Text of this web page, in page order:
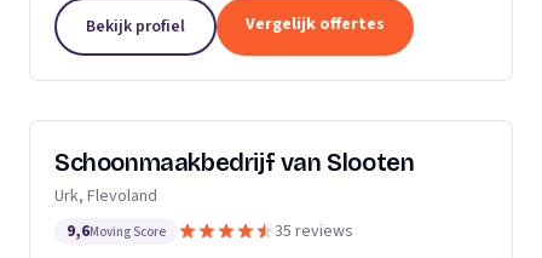
desinfectie van de matrassen wordt alle vervuiling...
Bekijk profiel Vergelijk offertes
Schoonmaakbedrijf van Slooten
Urk, Flevoland
9,6Moving Score 35 reviews